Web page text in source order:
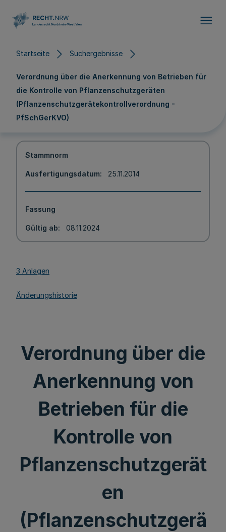
Startseite Suchergebnisse
Verordnung über die Anerkennung von Betrieben für
die Kontrolle von Pflanzenschutzgeräten
(Pflanzenschutzgerätekontrollverordnung -
PfSchGerKVO)
Stammnorm
Ausfertigungsdatum 25.11.2014
Fassung
Gültig ab 08.11.2024
3 Anlagen
Änderungshistorie
Verordnung über die
Anerkennung von
Betrieben für die
Kontrolle von
Pflanzenschutzgerät
en
(Pflanzenschutzgerä